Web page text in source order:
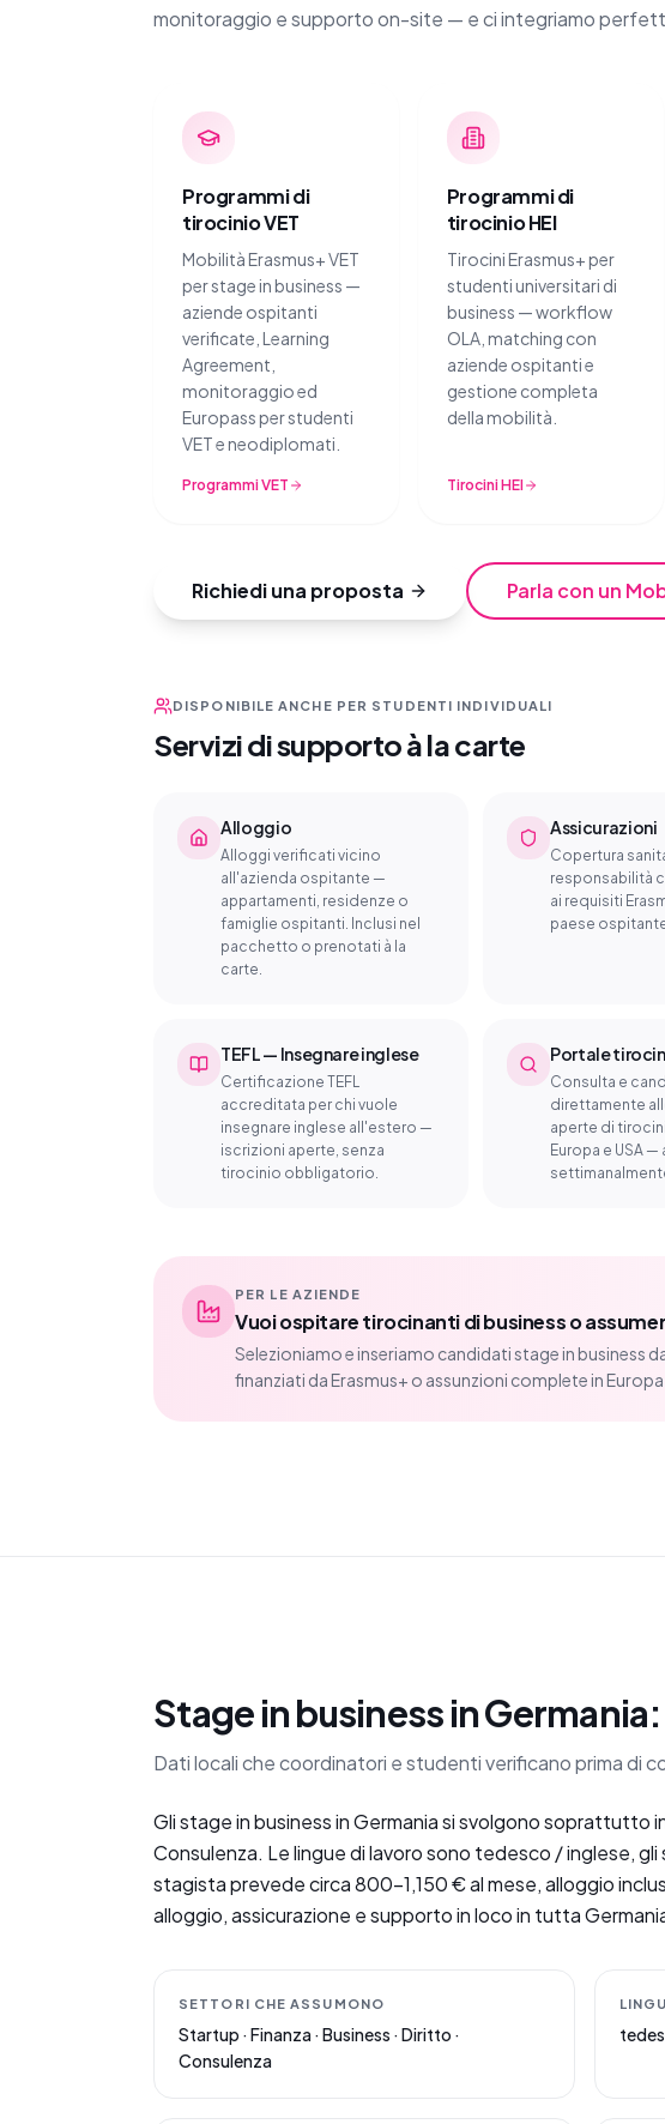
monitoraggio e supporto on-site — e ci integriamo
Programmi di
tirocinio VET
Mobilità Erasmus+ VET
per stage in business —
aziende ospitanti
verificate, Learning
Agreement,
monitoraggio ed
Europass per studenti
VET e neodiplomati.
Programmi VET
Programmi di
tirocinio HEI
Tirocini Erasmus+ per
studenti universitari di
business — workflow
OLA, matching con
aziende ospitanti e
gestione completa
della mobilità.
Tirocini HEI
Richiedi una proposta Parla con un
DISPONIBILE ANCHE PER STUDENTI INDIVIDUALI
Servizi di supporto à la carte
Alloggio
Alloggi verificati vicino
all'azienda ospitante —
appartamenti, residenze o
famiglie ospitanti. Inclusi nel
pacchetto o prenotati à la
carte.
Assicurazioni
Copertura
responsabilità
ai requisiti
paese
TEFL — Insegnare inglese
Certificazione TEFL
accreditata per chi vuole
insegnare inglese all'estero —
iscrizioni aperte, senza
tirocinio obbligatorio.
Portale
Consulta e
direttamente
aperte di
Europa e USA
PER LE AZIENDE
Vuoi ospitare tirocinanti di business o
Selezioniamo e inseriamo candidati stage in business
finanziati da Erasmus+ o assunzioni complete in Europa
Stage in business in
Dati locali che coordinatori e studenti verificano prima di
Gli stage in business in Germania si svolgono soprattutto
Consulenza. Le lingue di lavoro sono tedesco / inglese,
stagista prevede circa 800–1,150 € al mese, alloggio
alloggio, assicurazione e supporto in loco in tutta
SETTORI CHE ASSUMONO
Startup · Finanza · Business · Diritto ·
Consulenza